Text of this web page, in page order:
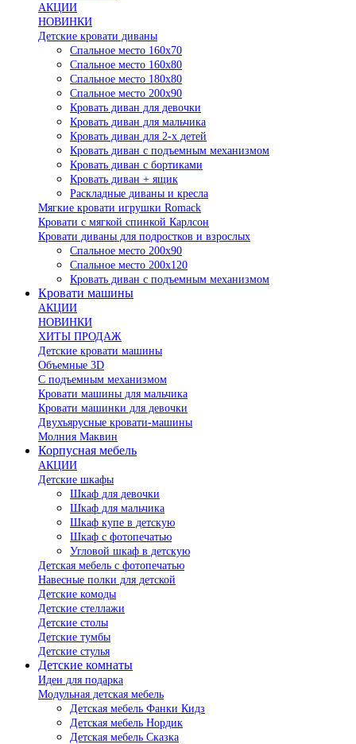
АКЦИИ
НОВИНКИ
Детские кровати диваны
Спальное место 160х70
Спальное место 160х80
Спальное место 180х80
Спальное место 200х90
Кровать диван для девочки
Кровать диван для мальчика
Кровать диван для 2-х детей
Кровать диван с подъемным механизмом
Кровать диван с бортиками
Кровать диван + ящик
Раскладные диваны и кресла
Мягкие кровати игрушки Romack
Кровати с мягкой спинкой Карлсон
Кровати диваны для подростков и взрослых
Спальное место 200х90
Спальное место 200х120
Кровать диван с подъемным механизмом
Кровати машины
АКЦИИ
НОВИНКИ
ХИТЫ ПРОДАЖ
Детские кровати машины
Объемные 3D
С подъемным механизмом
Кровати машины для мальчика
Кровати машинки для девочки
Двухъярусные кровати-машины
Молния Маквин
Корпусная мебель
АКЦИИ
Детские шкафы
Шкаф для девочки
Шкаф для мальчика
Шкаф купе в детскую
Шкаф с фотопечатью
Угловой шкаф в детскую
Детская мебель с фотопечатью
Навесные полки для детской
Детские комоды
Детские стеллажи
Детские столы
Детские тумбы
Детские стулья
Детские комнаты
Идеи для подарка
Модульная детская мебель
Детская мебель Фанки Кидз
Детская мебель Нордик
Детская мебель Сказка